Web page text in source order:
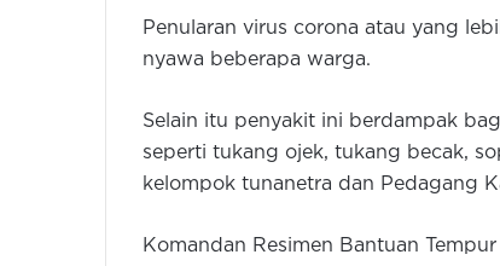
Penularan virus corona atau yang
nyawa beberapa warga.
Selain itu penyakit ini berdampak
seperti tukang ojek, tukang becak,
kelompok tunanetra dan Pedagang
Komandan Resimen Bantuan